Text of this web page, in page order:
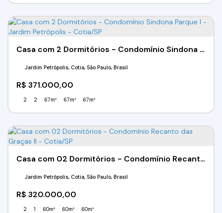
Casa com 2 Dormitórios - Condomínio Sindona Parque I - Jardim Petrópolis - Cotia/SP
R$ 371.000,00
Jardim Petrópolis, Cotia, São Paulo, Brasil
2 2 67m² 67m² 67m²
Casa com 02 Dormitórios - Condomínio Recanto das Graças II - Cotia/SP
R$ 320.000,00
Jardim Petrópolis, Cotia, São Paulo, Brasil
2 1 60m² 60m² 60m²